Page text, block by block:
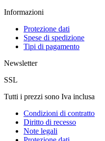
Informazioni
Protezione dati
Spese di spedizione
Tipi di pagamento
Newsletter
SSL
Tutti i prezzi sono Iva inclusa
Condizioni di contratto
Diritto di recesso
Note legali